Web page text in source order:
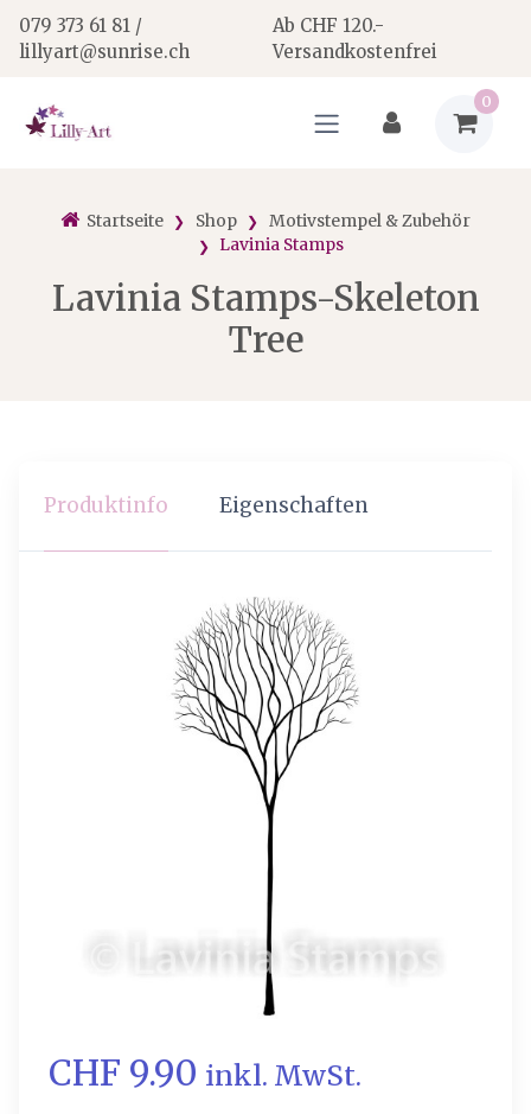
079 373 61 81 /
lillyart@sunrise.ch
Ab CHF 120.-
Versandkostenfrei
0
Startseite Shop
Motivstempel & Zubehör
Lavinia Stamps
Lavinia Stamps-Skeleton
Tree
Produktinfo Eigenschaften
CHF 9.90 inkl. MwSt.